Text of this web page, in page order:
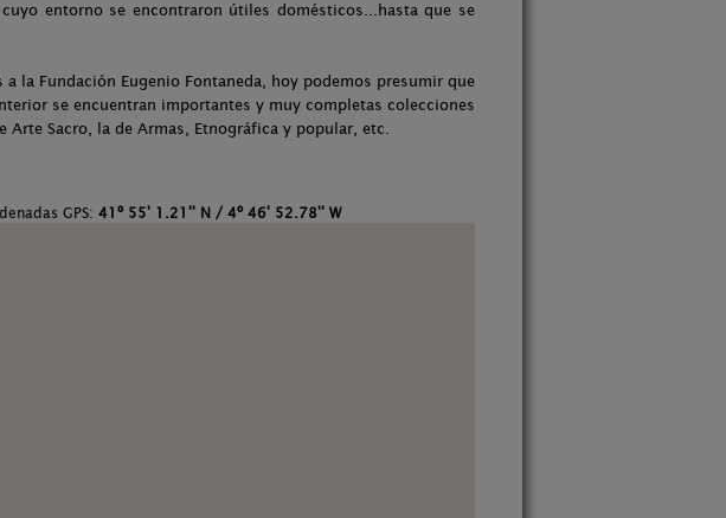
entorno se encontraron útiles domésticos...hasta que se
la Fundación Eugenio Fontaneda, hoy podemos presumir que
se encuentran importantes y muy completas colecciones
Sacro, la de Armas, Etnográfica y popular, etc.
GPS: 41º 55' 1.21'' N / 4º 46' 52.78'' W